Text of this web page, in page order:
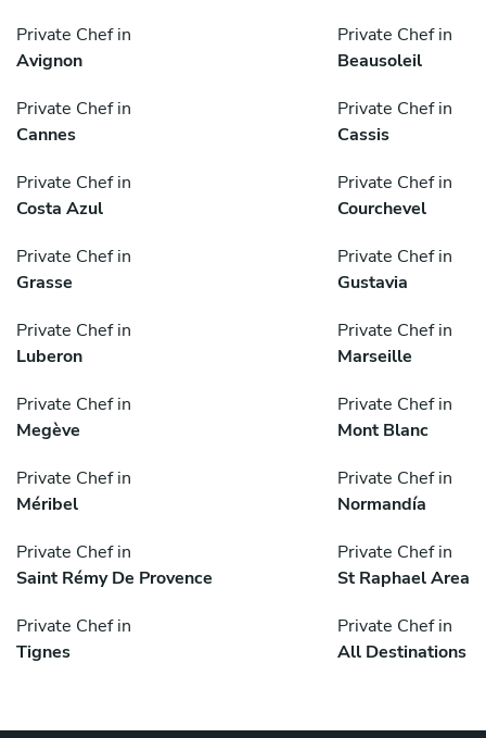
Private Chef in
Avignon
Private Chef in
Beausoleil
Private Chef in
Cannes
Private Chef in
Cassis
Private Chef in
Costa Azul
Private Chef in
Courchevel
Private Chef in
Grasse
Private Chef in
Gustavia
Private Chef in
Luberon
Private Chef in
Marseille
Private Chef in
Megève
Private Chef in
Mont Blanc
Private Chef in
Méribel
Private Chef in
Normandía
Private Chef in
Saint Rémy De Provence
Private Chef in
St Raphael Area
Private Chef in
Tignes
Private Chef in
All Destinations